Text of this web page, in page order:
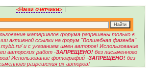
<Наши счетчики>| |
материалов форума разрешены только в
активной ссылки на форум "Волшебная фазенда"
и с указанием имен авторов! Использование
авторских работ -ЗАПРЕЩЕНО!без письменного
Использование фотографий -ЗАПРЕЩЕНО! без
разрешения их авторов!